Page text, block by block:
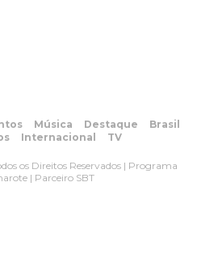
Música Destaque
Brasil
Internacional TV
os Direitos Reservados | Programa
| Parceiro SBT